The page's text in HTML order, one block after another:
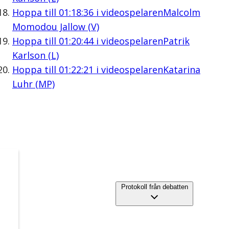
Hoppa till 01:18:36i videospelarenMalcolm
Momodou Jallow (V)
Hoppa till 01:20:44i videospelarenPatrik
Karlson (L)
Hoppa till 01:22:21 i videospelarenKatarina
Luhr (MP)
Protokoll från debatten